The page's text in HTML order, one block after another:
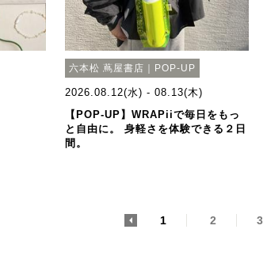
六本松 蔦屋書店｜POP-UP
2026.08.12(水) - 08.13(木)
【POP-UP】WRAPiiで毎日をもっ
と自由に。 身軽さを体験できる２日
間。
1 2 3